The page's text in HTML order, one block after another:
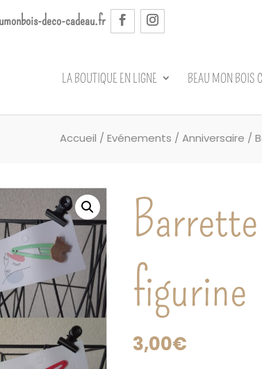
deco-cadeau.fr
LA BOUTIQUE EN LIGNE BEAU MON BOIS
Accueil / Evénements / Anniversaire /
figurine
3,00€